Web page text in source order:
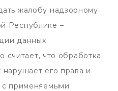
жалобу надзорному
Республике –
данных
считает, что обработка
нарушает его права и
с применяемыми